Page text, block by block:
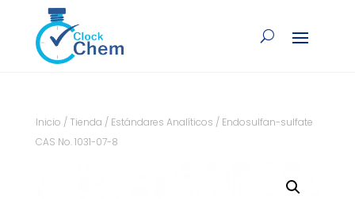
Inicio / Tienda / Estándares Analíticos / Endosulfan-sulfate
CAS No. 1031-07-8